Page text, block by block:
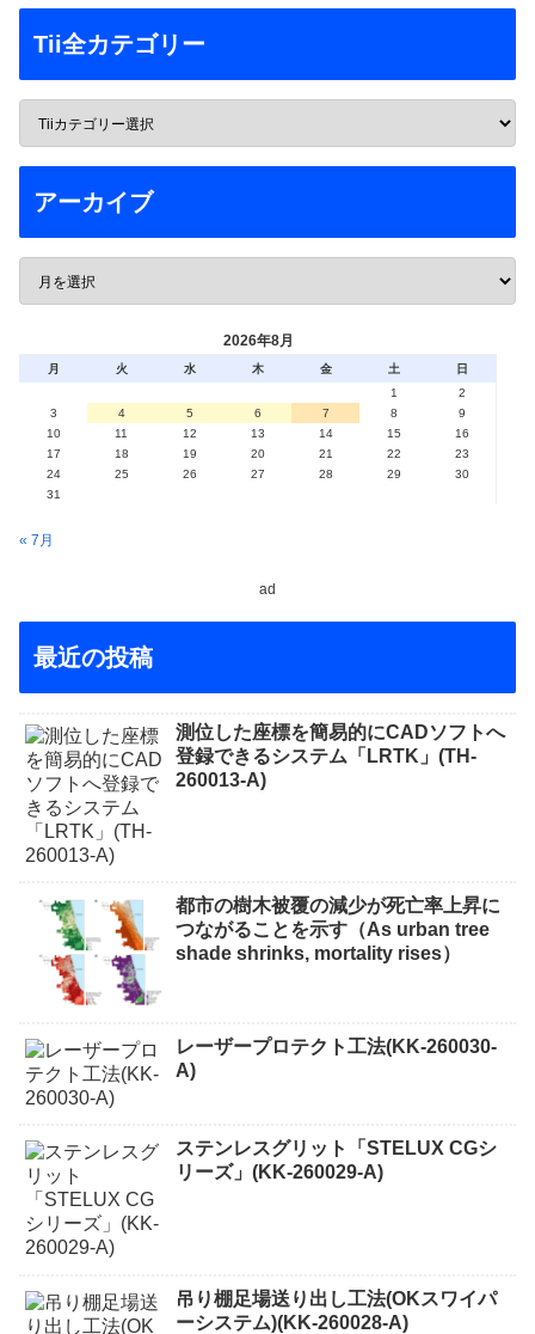
Tii全カテゴリー
アーカイブ
2026年8月
月 火 水 木 金 土
日
1
2
3
4 5 6 7 8
9
10
11 12 13 14 15
16
17
18 19 20 21 22
23
24
25 26 27 28 29
30
31
« 7月
ad
最近の投稿
測位した座標を簡易的にCADソフトへ
登録できるシステム「LRTK」(TH-
260013-A)
都市の樹木被覆の減少が死亡率上昇に
つながることを示す（As urban tree
shade shrinks, mortality rises）
レーザープロテクト⼯法(KK-260030-
A)
ステンレスグリット「STELUX CGシ
リーズ」(KK-260029-A)
吊り棚足場送り出し工法(OKスワイパ
ーシステム)(KK-260028-A)